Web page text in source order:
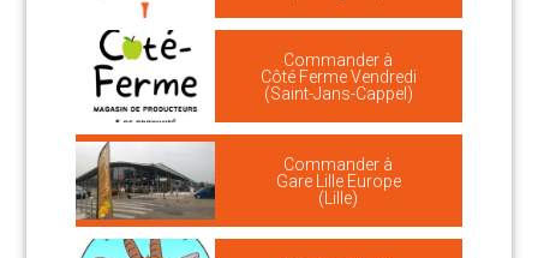
Commander à
Côté Ferme Vendredi
(Saint-Jans-Cappel)
Commander à
Gare Lille Europe
(Lille)